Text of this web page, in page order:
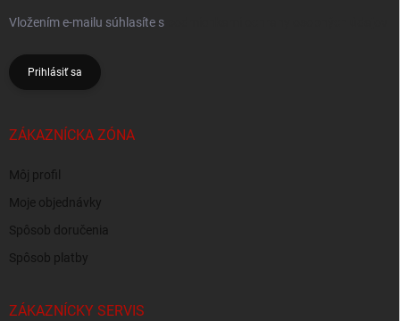
Vložením e-mailu súhlasíte s
Prihlásiť sa
ZÁKAZNÍCKA ZÓNA
Môj profil
Moje objednávky
Spôsob doručenia
Spôsob platby
ZÁKAZNÍCKY SERVIS